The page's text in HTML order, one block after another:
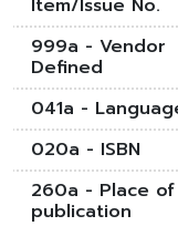
Item/Issue No.
999a - Vendor
Defined
041a -
020a - ISBN
260a - Place of
publication